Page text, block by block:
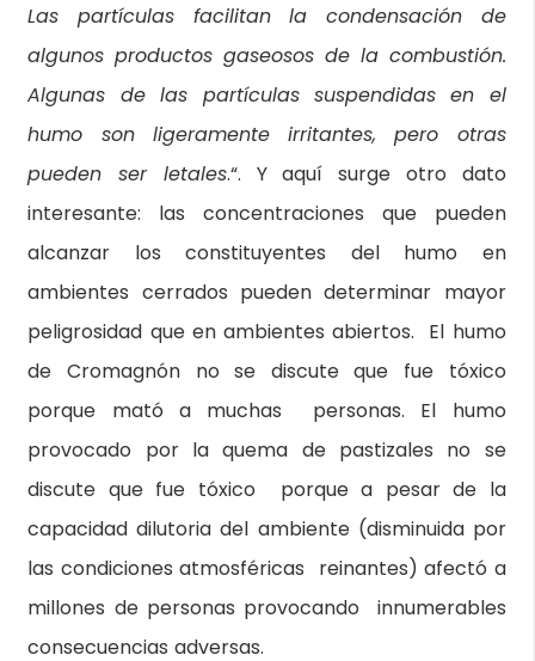
Las partículas facilitan la condensación de
algunos productos gaseosos de la combustión.
Algunas de las partículas suspendidas en el
humo son ligeramente irritantes, pero otras
pueden ser letales.“. Y aquí surge otro dato
interesante: las concentraciones que pueden
alcanzar los constituyentes del humo en
ambientes cerrados pueden determinar mayor
peligrosidad que en ambientes abiertos. El humo
de Cromagnón no se discute que fue tóxico
porque mató a muchas personas. El humo
provocado por la quema de pastizales no se
discute que fue tóxico porque a pesar de la
capacidad dilutoria del ambiente (disminuida por
las condiciones atmosféricas reinantes) afectó a
millones de personas provocando innumerables
consecuencias adversas.